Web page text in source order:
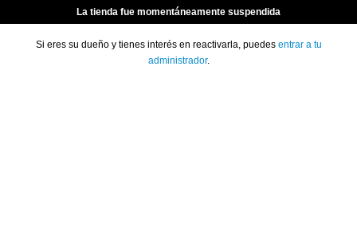
La tienda fue momentáneamente suspendida
Si eres su dueño y tienes interés en reactivarla, puedes entrar a tu
administrador.